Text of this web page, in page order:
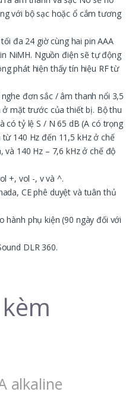
với bộ sạc hoặc ổ cắm tương
đa 24 giờ cùng hai pin AAA
NiMH. Nguồn điện sẽ tự động
phát hiện thấy tín hiệu RF từ
đơn sắc / âm thanh nổi 3,5
mặt trước của thiết bị. Bộ thu
có tỷ lệ S / N 65 dB (A có trọng
140 Hz đến 11,5 kHz ở chế
140 Hz – 7,6 kHz ở chế độ
+, vol -, v và ^.
CE phê duyệt và tuân thủ
hành phụ kiện (90 ngày đối với
DLR 360.
alkaline